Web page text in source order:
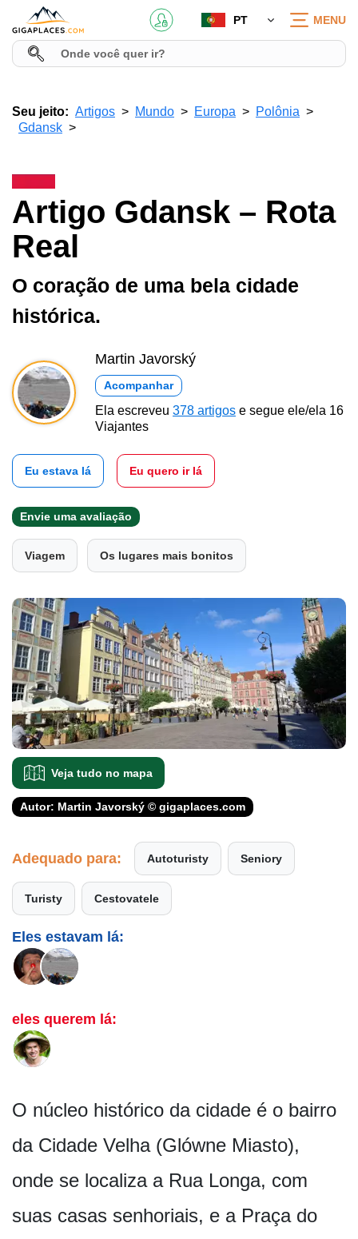
PT MENU
Seu jeito: Artigos Mundo Europa
Polônia
Gdansk
Artigo Gdansk – Rota
Real
O coração de uma bela cidade
histórica.
Martin Javorský
Acompanhar
Ela escreveu 378 artigos e segue ele/ela 16
Viajantes
Eu estava lá Eu quero ir lá
Envie uma avaliação
Viagem Os lugares mais bonitos
Veja tudo no mapa
Autor: Martin Javorský © gigaplaces.com
Adequado para: Autoturisty Seniory
Turisty Cestovatele
Eles estavam lá:
eles querem lá:
O núcleo histórico da cidade é o bairro
da Cidade Velha (Glówne Miasto),
onde se localiza a Rua Longa, com
suas casas senhoriais, e a Praça do